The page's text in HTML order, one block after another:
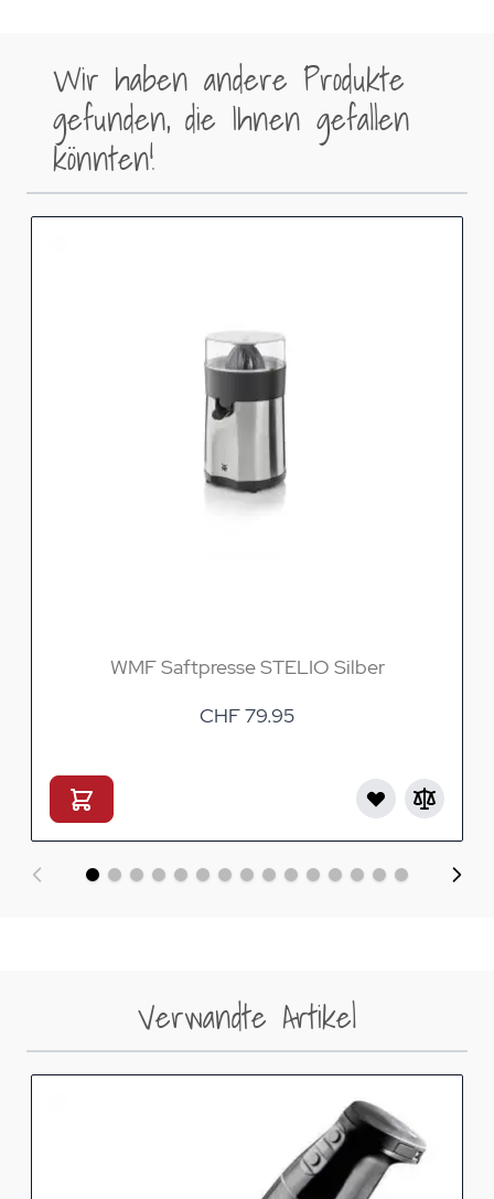
Wir haben andere Produkte
gefunden, die Ihnen gefallen
könnten!
WMF Saftpresse STELIO Silber
CHF 79.95
Verwandte Artikel